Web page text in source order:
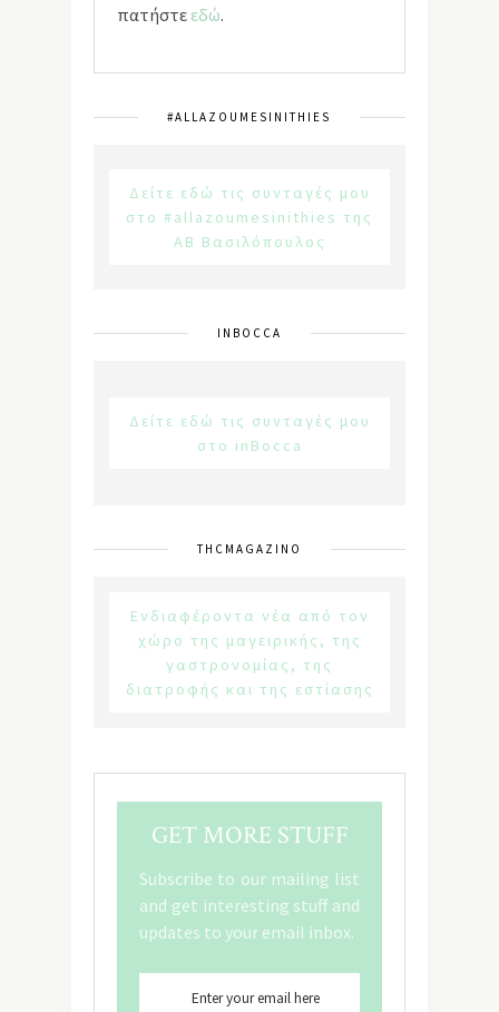
πατήστε εδώ.
#ALLAZOUMESINITHIES
Δείτε εδώ τις συνταγές μου
στο #allazoumesinithies της
ΑΒ Βασιλόπουλος
INBOCCA
Δείτε εδώ τις συνταγές μου
στο inBocca
THCMAGAZINO
Ενδιαφέροντα νέα από τον
χώρο της μαγειρικής, της
γαστρονομίας, της
διατροφής και της εστίασης
GET MORE STUFF
Subscribe to our mailing list
and get interesting stuff and
updates to your email inbox.